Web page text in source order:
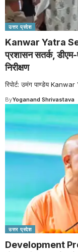
उत्तर प्रदेश
Kanwar Yatra
प्रशासन सतर्क, डीएम-
निरीक्षण
रिपोर्ट: उमंग पाण्डेय
ByYoganand Shrivastava
उत्तर प्रदेश
Development